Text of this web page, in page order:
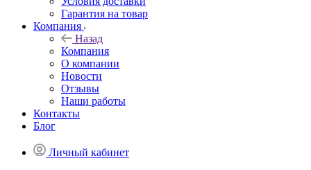
Гарантия на товар
Компания
Назад
Компания
О компании
Новости
Отзывы
Наши работы
Контакты
Блог
Личный кабинет